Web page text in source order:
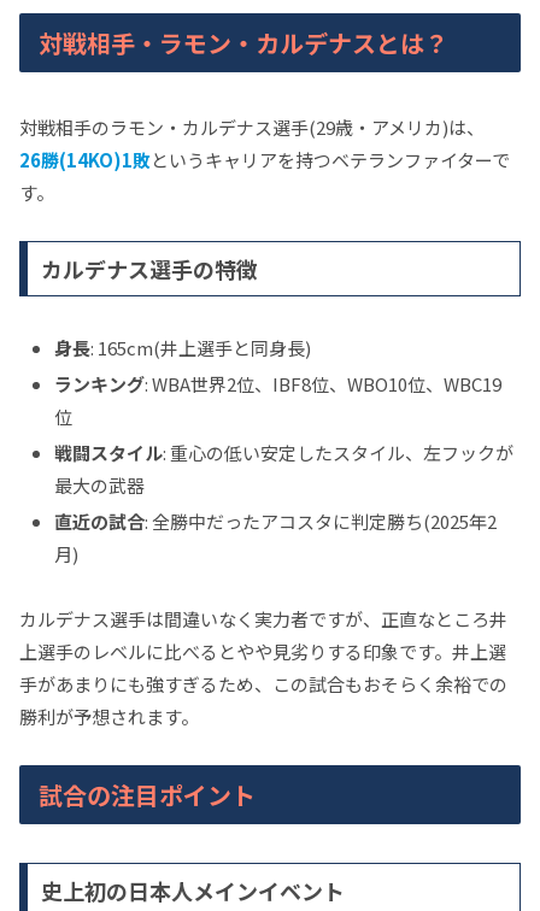
対戦相手・ラモン・カルデナスとは？
対戦相手のラモン・カルデナス選手(29歳・アメリカ)は、
26勝(14KO)1敗というキャリアを持つベテランファイターで
す。
カルデナス選手の特徴
身長: 165cm(井上選手と同身長)
ランキング: WBA世界2位、IBF8位、WBO10位、WBC19
位
戦闘スタイル: 重心の低い安定したスタイル、左フックが
最大の武器
直近の試合: 全勝中だったアコスタに判定勝ち(2025年2
月)
カルデナス選手は間違いなく実力者ですが、正直なところ井
上選手のレベルに比べるとやや見劣りする印象です。井上選
手があまりにも強すぎるため、この試合もおそらく余裕での
勝利が予想されます。
試合の注目ポイント
史上初の日本人メインイベント